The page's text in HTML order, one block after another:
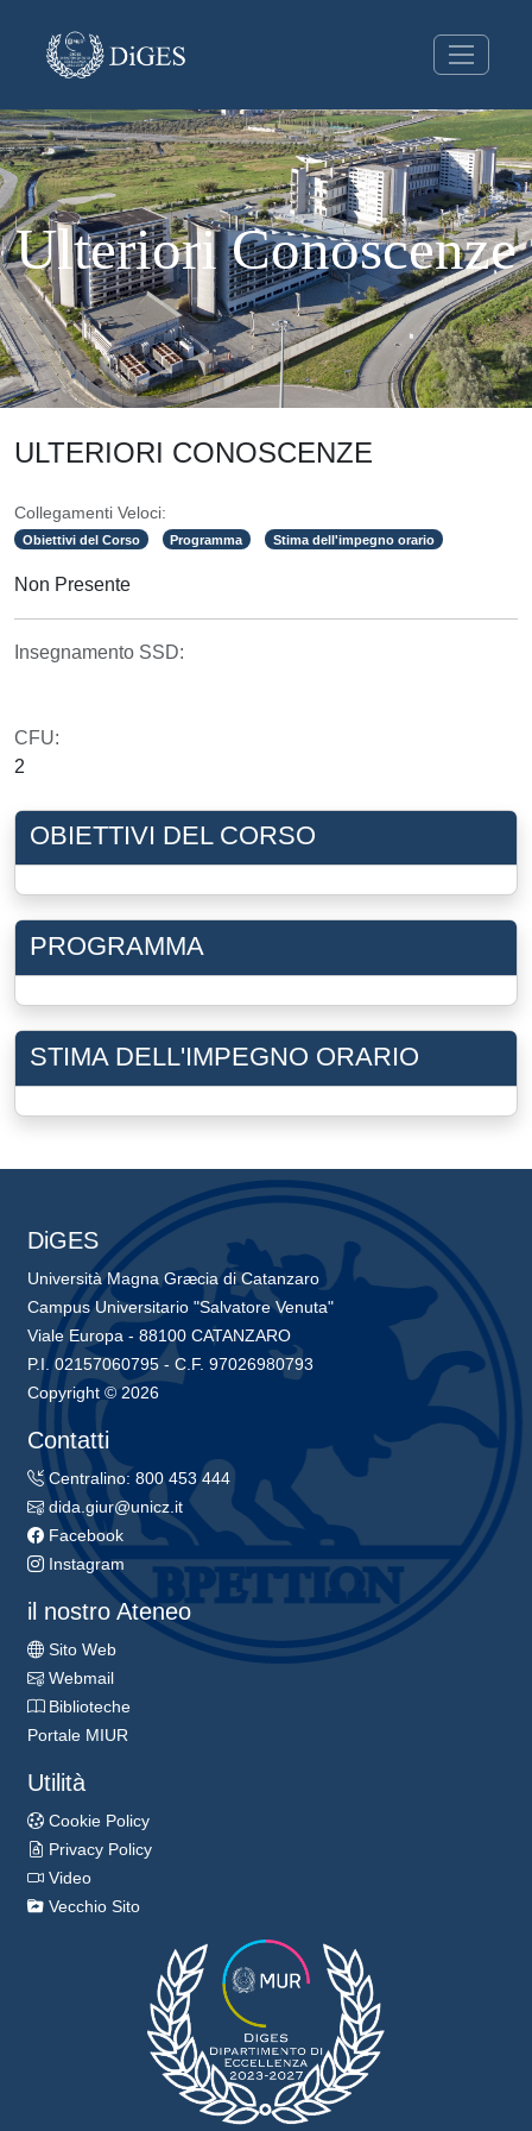
Ulteriori Conoscenze
ULTERIORI CONOSCENZE
Collegamenti Veloci:
Obiettivi del Corso Programma Stima dell'impegno orario
Non Presente
Insegnamento SSD:
CFU:
2
OBIETTIVI DEL CORSO
PROGRAMMA
STIMA DELL'IMPEGNO ORARIO
DiGES
Università Magna Græcia di Catanzaro
Campus Universitario "Salvatore Venuta"
Viale Europa - 88100 CATANZARO
P.I. 02157060795 - C.F. 97026980793
Copyright © 2026
Contatti
Centralino: 800 453 444
dida.giur@unicz.it
Facebook
Instagram
il nostro Ateneo
Sito Web
Webmail
Biblioteche
Portale MIUR
Utilità
Cookie Policy
Privacy Policy
Video
Vecchio Sito